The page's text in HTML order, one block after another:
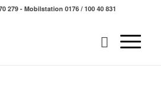
279 - Mobilstation 0176 / 100 40 831